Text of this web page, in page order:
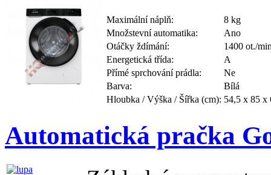
Maximální náplň:
8 kg
Množstevní automatika:
Ano
Otáčky ždímání:
1400 ot./
Energetická třída:
A
Přímé sprchování prádla:
Ne
Barva:
Bílá
Hloubka / Výška / Šířka (cm): 54,5 x 85 x
Automatická pračka